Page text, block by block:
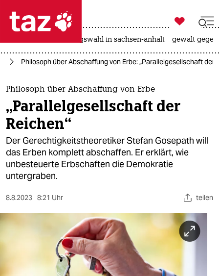
 taz zahl ich
taz zahl ich
themen
politik
öko
gesellschaft
kultur
sport
berlin
nord
wahrheit

taz zahl ich
landtagswahl in sachsen-anhalt gewalt
Philosoph über Abschaffung von Erbe: „Parallelgesellschaft der
Philosoph über Abschaffung von Erbe
„Parallelgesellschaft der
Reichen“
Der Gerechtigkeitstheoretiker Stefan Gosepath will
das Erben komplett abschaffen. Er erklärt, wie
unbesteuerte Erbschaften die Demokratie
untergraben.
8.8.2023 8:21 Uhr teilen